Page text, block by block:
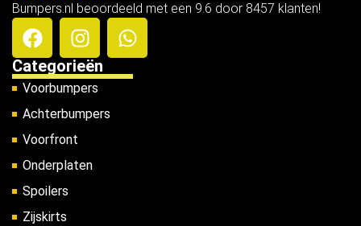
Bumpers.nl beoordeeld met een 9.6 door 8457 klanten!
Categorieën
Voorbumpers
Achterbumpers
Voorfront
Onderplaten
Spoilers
Zijskirts